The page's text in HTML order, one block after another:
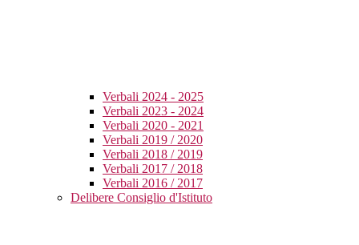
Verbali 2024 - 2025
Verbali 2023 - 2024
Verbali 2020 - 2021
Verbali 2019 / 2020
Verbali 2018 / 2019
Verbali 2017 / 2018
Verbali 2016 / 2017
Delibere Consiglio d'Istituto